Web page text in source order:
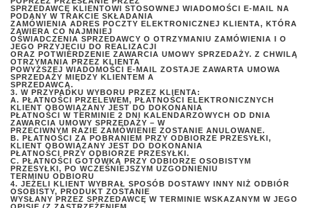
SPRZEDAWCĘ KLIENTOWI STOSOWNEJ WIADOMOŚCI E-MAIL NA
PODANY W TRAKCIE SKŁADANIA
ZAMÓWIENIA ADRES POCZTY ELEKTRONICZNEJ KLIENTA, KTÓRA
ZAWIERA CO NAJMNIEJ
OŚWIADCZENIA SPRZEDAWCY O OTRZYMANIU ZAMÓWIENIA I O
JEGO PRZYJĘCIU DO REALIZACJI
ORAZ POTWIERDZENIE ZAWARCIA UMOWY SPRZEDAŻY. Z CHWILĄ
OTRZYMANIA PRZEZ KLIENTA
POWYŻSZEJ WIADOMOŚCI E-MAIL ZOSTAJE ZAWARTA UMOWA
SPRZEDAŻY MIĘDZY KLIENTEM A
SPRZEDAWCĄ.
3. W PRZYPADKU WYBORU PRZEZ KLIENTA:
A. PŁATNOŚCI PRZELEWEM, PŁATNOŚCI ELEKTRONICZNYCH
KLIENT OBOWIĄZANY JEST DO DOKONANIA
PŁATNOŚCI W TERMINIE 2 DNI KALENDARZOWYCH OD DNIA
ZAWARCIA UMOWY SPRZEDAŻY – W
PRZECIWNYM RAZIE ZAMÓWIENIE ZOSTANIE ANULOWANE.
B. PŁATNOŚCI ZA POBRANIEM PRZY ODBIORZE PRZESYŁKI,
KLIENT OBOWIĄZANY JEST DO DOKONANIA
PŁATNOŚCI PRZY ODBIORZE PRZESYŁKI.
C. PŁATNOŚCI GOTÓWKĄ PRZY ODBIORZE OSOBISTYM
PRZESYŁKI, PO WCZEŚNIEJSZYM UZGODNIENIU
TERMINU ODBIORU
4. JEŻELI KLIENT WYBRAŁ SPOSÓB DOSTAWY INNY NIŻ ODBIÓR
OSOBISTY, PRODUKT ZOSTANIE
WYSŁANY PRZEZ SPRZEDAWCĘ W TERMINIE WSKAZANYM W JEGO